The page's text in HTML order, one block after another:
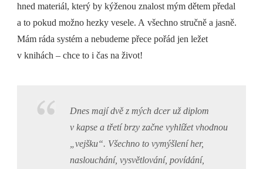
hned materiál, který by kýženou znalost mým dětem předal
a to pokud možno hezky vesele. A všechno stručně a jasně.
Mám ráda systém a nebudeme přece pořád jen ležet
v knihách – chce to i čas na život!
Dnes mají dvě z mých dcer už diplom
v kapse a třetí brzy začne vyhlížet vhodnou
„vejšku“. Všechno to vymýšlení her,
naslouchání, vysvětlování, povídání,